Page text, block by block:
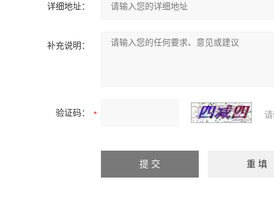
详细地址：
补充说明：
验证码：